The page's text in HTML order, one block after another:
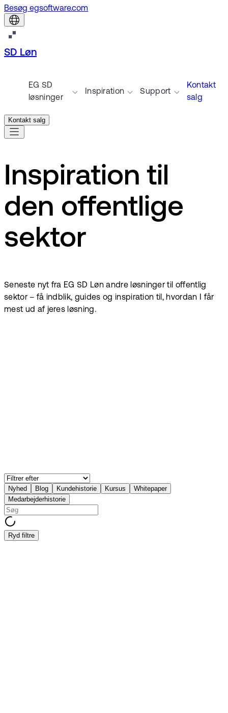
Besøg egsoftware.com
SD Løn
EG SD
løsninger
Inspiration Support
Kontakt
salg
Kontakt salg
Inspiration til
den offentlige
sektor
Seneste nyt fra EG SD Løn andre løsninger til offentlig
sektor – få indblik, guides og inspiration til, hvordan I får
mest ud af jeres løsning.
Nyhed Blog Kundehistorie Kursus
Whitepaper
Medarbejderhistorie
Ryd filtre